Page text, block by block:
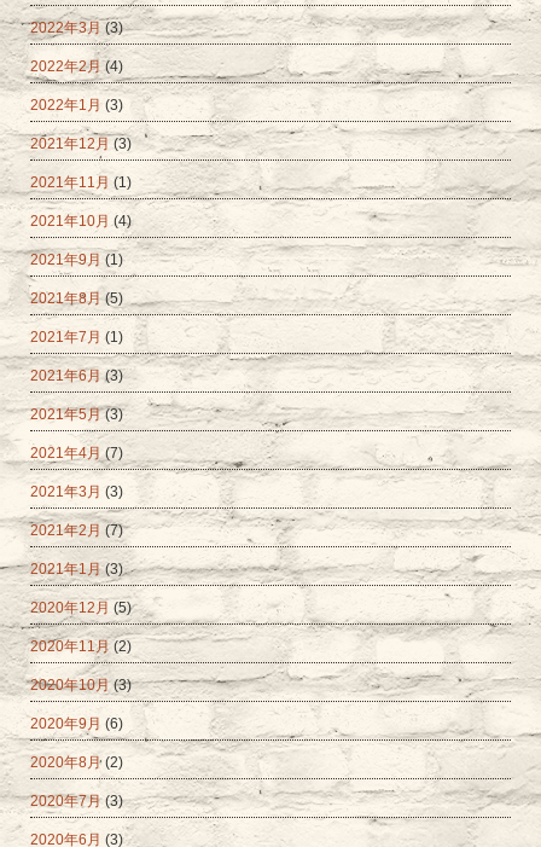
2022年3月 (3)
2022年2月(4)
2022年1月 (3)
2021年12月 (3)
2021年11月 (1)
2021年10月 (4)
2021年9月 (1)
2021年8月(5)
2021年7月 (1)
2021年6月 (3)
2021年5月(3)
2021年4月 (7)
2021年3月 (3)
2021年2月 (7)
2021年1月(3)
2020年12月 (5)
2020年11月 (2)
2020年10月(3)
2020年9月 (6)
2020年8月 (2)
2020年7月(3)
2020年6月 (3)